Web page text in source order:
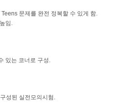
문제를 완전 정복할 수 있게 함.
임.
있는 코너로 구성.
성된 실전모의시험.